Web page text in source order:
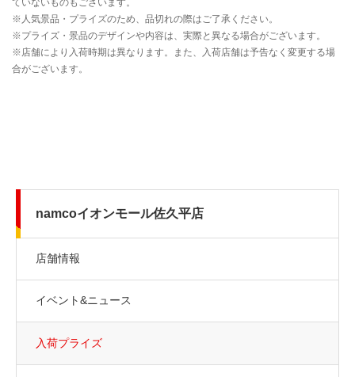
namcoイオンモール佐久平店
店舗情報
イベント&ニュース
入荷プライズ